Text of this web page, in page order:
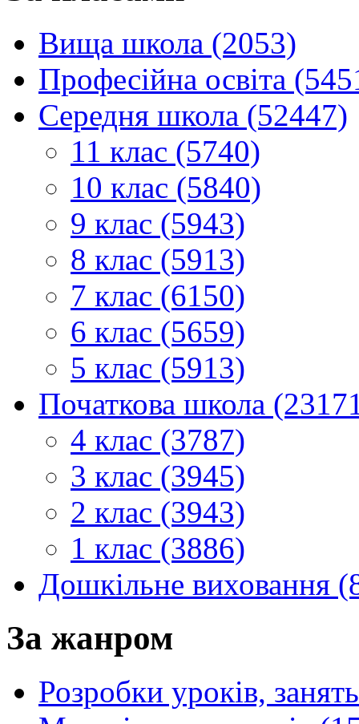
Вища школа (2053)
Професійна освіта
Середня школа (52447)
11 клас (5740)
10 клас (5840)
9 клас (5943)
8 клас (5913)
7 клас (6150)
6 клас (5659)
5 клас (5913)
Початкова школа
4 клас (3787)
3 клас (3945)
2 клас (3943)
1 клас (3886)
Дошкільне виховання
За жанром
Розробки уроків,